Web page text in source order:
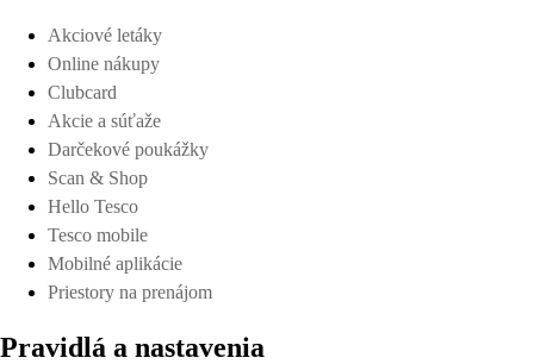
Akciové letáky
Online nákupy
Clubcard
Akcie a súťaže
Darčekové poukážky
Scan & Shop
Hello Tesco
Tesco mobile
Mobilné aplikácie
Priestory na prenájom
Pravidlá a nastavenia